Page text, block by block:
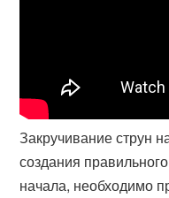
Закручивание струн
создания
начала, необходимо